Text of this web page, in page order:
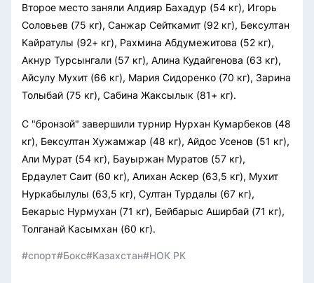
Второе место заняли Алдияр Бахадур (54 кг), Игорь
Соловьев (75 кг), Санжар Сейткамит (92 кг), Бексултан
Кайратулы (92+ кг), Рахмина Абдумежитова (52 кг),
Акнур Турсынгали (57 кг), Алина Кудайгенова (63 кг),
Айсулу Мухит (66 кг), Мария Сидоренко (70 кг), Зарина
Толыбай (75 кг), Сабина Жаксылык (81+ кг).
С "бронзой" завершили турнир Нурхан Кумарбеков (48
кг), Бексултан Хужамжар (48 кг), Айдос Усенов (51 кг),
Али Мурат (54 кг), Бауыржан Муратов (57 кг),
Ердаулет Саит (60 кг), Алихан Аскер (63,5 кг), Мухит
Нуркабылулы (63,5 кг), Султан Турдалы (67 кг),
Бекарыс Нурмухан (71 кг), Бейбарыс Аширбай (71 кг),
Толганай Касымхан (60 кг).
#спорт#Бокс#Казахстан#НОК РК